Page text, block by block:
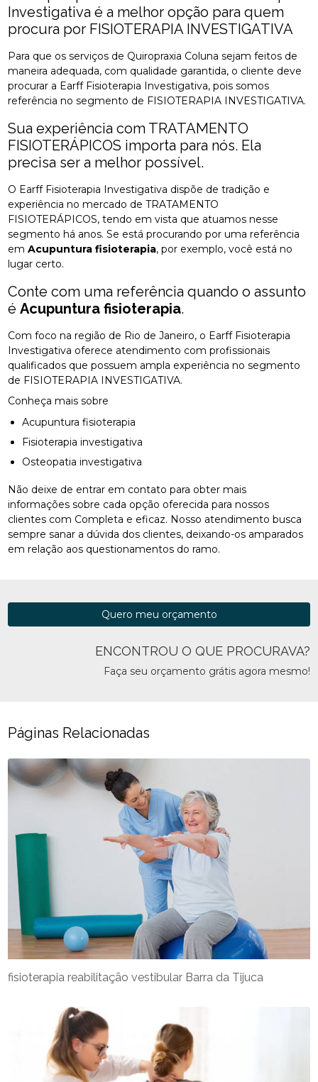
Investigativa é a melhor opção para quem
procura por FISIOTERAPIA INVESTIGATIVA
Para que os serviços de Quiropraxia Coluna sejam feitos de
maneira adequada, com qualidade garantida, o cliente deve
procurar a Earff Fisioterapia Investigativa, pois somos
referência no segmento de FISIOTERAPIA INVESTIGATIVA.
Sua experiência com TRATAMENTO
FISIOTERÁPICOS importa para nós. Ela
precisa ser a melhor possível.
O Earff Fisioterapia Investigativa dispõe de tradição e
experiência no mercado de TRATAMENTO
FISIOTERÁPICOS, tendo em vista que atuamos nesse
segmento há anos. Se está procurando por uma referência
emAcupuntura fisioterapia, por exemplo, você está no
lugar certo.
Conte com uma referência quando o assunto
éAcupuntura fisioterapia.
Com foco na região de Rio de Janeiro, o Earff Fisioterapia
Investigativa oferece atendimento com profissionais
qualificados que possuem ampla experiência no segmento
de FISIOTERAPIA INVESTIGATIVA.
Conheça mais sobre
Acupuntura fisioterapia
Fisioterapia investigativa
Osteopatia investigativa
Não deixe de entrar em contato para obter mais
informações sobre cada opção oferecida para nossos
clientes com Completa e eficaz. Nosso atendimento busca
sempre sanar a dúvida dos clientes, deixando-os amparados
em relação aos questionamentos do ramo.
ENCONTROU O QUE PROCURAVA?
Faça seu orçamento grátis agora mesmo!
Quero meu orçamento
Páginas Relacionadas
fisioterapia reabilitação vestibular Barra da Tijuca